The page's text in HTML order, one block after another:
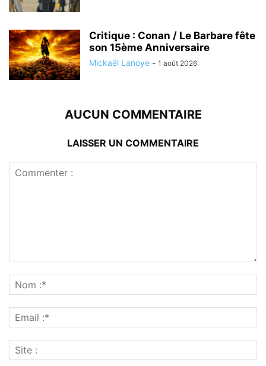
Critique : Conan / Le Barbare fête
son 15ème Anniversaire
Mickaël Lanoye - 1 août 2026
AUCUN COMMENTAIRE
LAISSER UN COMMENTAIRE